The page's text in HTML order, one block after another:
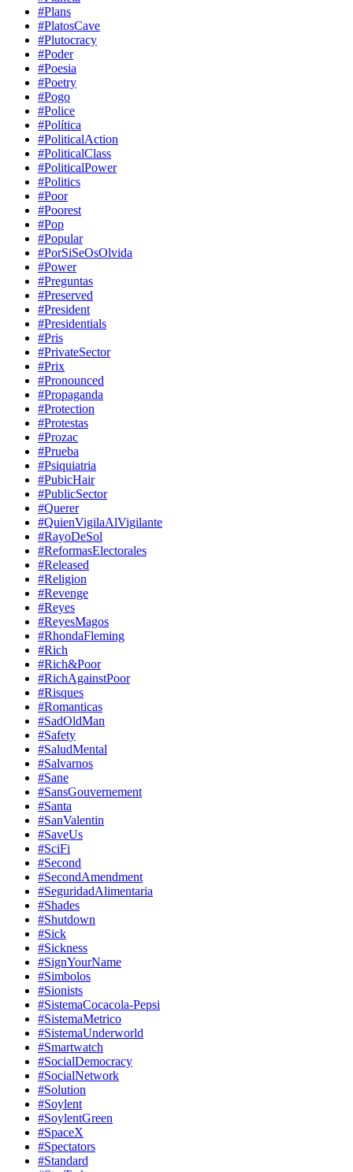
#Plans
#PlatosCave
#Plutocracy
#Poder
#Poesia
#Poetry
#Pogo
#Police
#Política
#PoliticalAction
#PoliticalClass
#PoliticalPower
#Politics
#Poor
#Poorest
#Pop
#Popular
#PorSiSeOsOlvida
#Power
#Preguntas
#Preserved
#President
#Presidentials
#Pris
#PrivateSector
#Prix
#Pronounced
#Propaganda
#Protection
#Protestas
#Prozac
#Prueba
#Psiquiatria
#PubicHair
#PublicSector
#Querer
#QuienVigilaAlVigilante
#RayoDeSol
#ReformasElectorales
#Released
#Religion
#Revenge
#Reyes
#ReyesMagos
#RhondaFleming
#Rich
#Rich&Poor
#RichAgainstPoor
#Risques
#Romanticas
#SadOldMan
#Safety
#SaludMental
#Salvarnos
#Sane
#SansGouvernement
#Santa
#SanValentin
#SaveUs
#SciFi
#Second
#SecondAmendment
#SeguridadAlimentaria
#Shades
#Shutdown
#Sick
#Sickness
#SignYourName
#Simbolos
#Sionists
#SistemaCocacola-Pepsi
#SistemaMetrico
#SistemaUnderworld
#Smartwatch
#SocialDemocracy
#SocialNetwork
#Solution
#Soylent
#SoylentGreen
#SpaceX
#Spectators
#Standard